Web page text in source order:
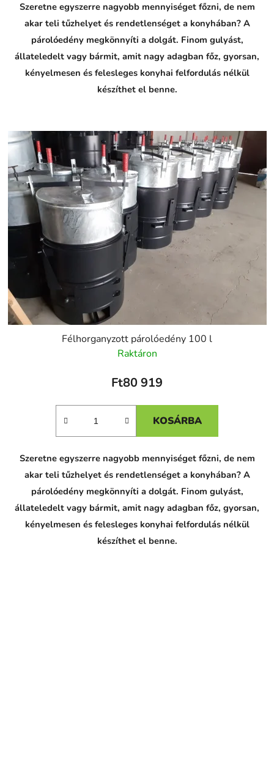
Szeretne egyszerre nagyobb mennyiséget főzni, de nem
akar teli tűzhelyet és rendetlenséget a konyhában? A
párolóedény megkönnyíti a dolgát. Finom gulyást,
állateledelt vagy bármit, amit nagy adagban főz, gyorsan,
kényelmesen és felesleges konyhai felfordulás nélkül
készíthet el benne.
Félhorganyzott párolóedény 100 l
Raktáron
Ft80 919
KOSÁRBA
Szeretne egyszerre nagyobb mennyiséget főzni, de nem
akar teli tűzhelyet és rendetlenséget a konyhában? A
párolóedény megkönnyíti a dolgát. Finom gulyást,
állateledelt vagy bármit, amit nagy adagban főz, gyorsan,
kényelmesen és felesleges konyhai felfordulás nélkül
készíthet el benne.